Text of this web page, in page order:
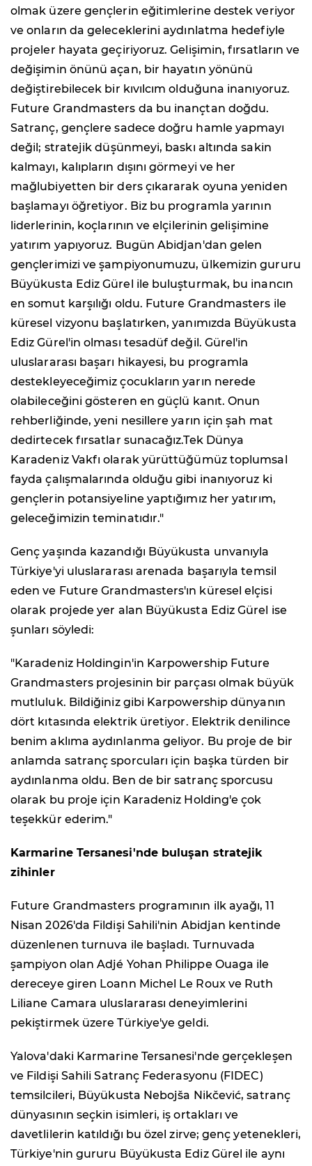
olmak üzere gençlerin eğitimlerine destek veriyor
ve onların da geleceklerini aydınlatma hedefiyle
projeler hayata geçiriyoruz. Gelişimin, fırsatların ve
değişimin önünü açan, bir hayatın yönünü
değiştirebilecek bir kıvılcım olduğuna inanıyoruz.
Future Grandmasters da bu inançtan doğdu.
Satranç, gençlere sadece doğru hamle yapmayı
değil; stratejik düşünmeyi, baskı altında sakin
kalmayı, kalıpların dışını görmeyi ve her
mağlubiyetten bir ders çıkararak oyuna yeniden
başlamayı öğretiyor. Biz bu programla yarının
liderlerinin, koçlarının ve elçilerinin gelişimine
yatırım yapıyoruz. Bugün Abidjan'dan gelen
gençlerimizi ve şampiyonumuzu, ülkemizin gururu
Büyükusta Ediz Gürel ile buluşturmak, bu inancın
en somut karşılığı oldu. Future Grandmasters ile
küresel vizyonu başlatırken, yanımızda Büyükusta
Ediz Gürel'in olması tesadüf değil. Gürel'in
uluslararası başarı hikayesi, bu programla
destekleyeceğimiz çocukların yarın nerede
olabileceğini gösteren en güçlü kanıt. Onun
rehberliğinde, yeni nesillere yarın için şah mat
dedirtecek fırsatlar sunacağız.Tek Dünya
Karadeniz Vakfı olarak yürüttüğümüz toplumsal
fayda çalışmalarında olduğu gibi inanıyoruz ki
gençlerin potansiyeline yaptığımız her yatırım,
geleceğimizin teminatıdır."
Genç yaşında kazandığı Büyükusta unvanıyla
Türkiye'yi uluslararası arenada başarıyla temsil
eden ve Future Grandmasters'ın küresel elçisi
olarak projede yer alan Büyükusta Ediz Gürel ise
şunları söyledi:
"Karadeniz Holdingin'in Karpowership Future
Grandmasters projesinin bir parçası olmak büyük
mutluluk. Bildiğiniz gibi Karpowership dünyanın
dört kıtasında elektrik üretiyor. Elektrik denilince
benim aklıma aydınlanma geliyor. Bu proje de bir
anlamda satranç sporcuları için başka türden bir
aydınlanma oldu. Ben de bir satranç sporcusu
olarak bu proje için Karadeniz Holding'e çok
teşekkür ederim."
Karmarine Tersanesi'nde buluşan stratejik
zihinler
Future Grandmasters programının ilk ayağı, 11
Nisan 2026'da Fildişi Sahili'nin Abidjan kentinde
düzenlenen turnuva ile başladı. Turnuvada
şampiyon olan Adjé Yohan Philippe Ouaga ile
dereceye giren Loann Michel Le Roux ve Ruth
Liliane Camara uluslararası deneyimlerini
pekiştirmek üzere Türkiye'ye geldi.
Yalova'daki Karmarine Tersanesi'nde gerçekleşen
ve Fildişi Sahili Satranç Federasyonu (FIDEC)
temsilcileri, Büyükusta Nebojša Nikčević, satranç
dünyasının seçkin isimleri, iş ortakları ve
davetlilerin katıldığı bu özel zirve; genç yetenekleri,
Türkiye'nin gururu Büyükusta Ediz Gürel ile aynı